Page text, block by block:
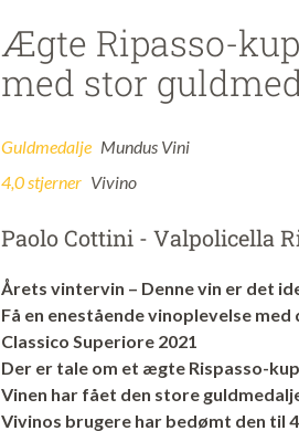
Ægte Ripasso-
med stor
Guldmedalje Mundus Vini
4,0 stjerner Vivino
Paolo Cottini - Valpolicella
Årets vintervin – Denne vin er det
Få en enestående vinoplevelse
Classico Superiore 2021
Der er tale om et ægte Rispasso-kup
Vinen har fået den store
Vivinos brugere har bedømt den til